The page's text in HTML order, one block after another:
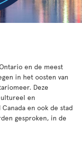
en de meest
in het oosten van
Deze
en
en ook de stad
gesproken, in de